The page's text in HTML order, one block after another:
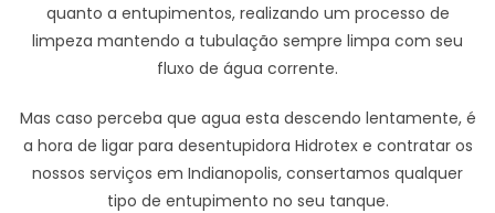
quanto a entupimentos, realizando um processo de
limpeza mantendo a tubulação sempre limpa com seu
fluxo de água corrente.
Mas caso perceba que agua esta descendo lentamente, é
a hora de ligar para desentupidora Hidrotex e contratar os
nossos serviços em Indianopolis, consertamos qualquer
tipo de entupimento no seu tanque.